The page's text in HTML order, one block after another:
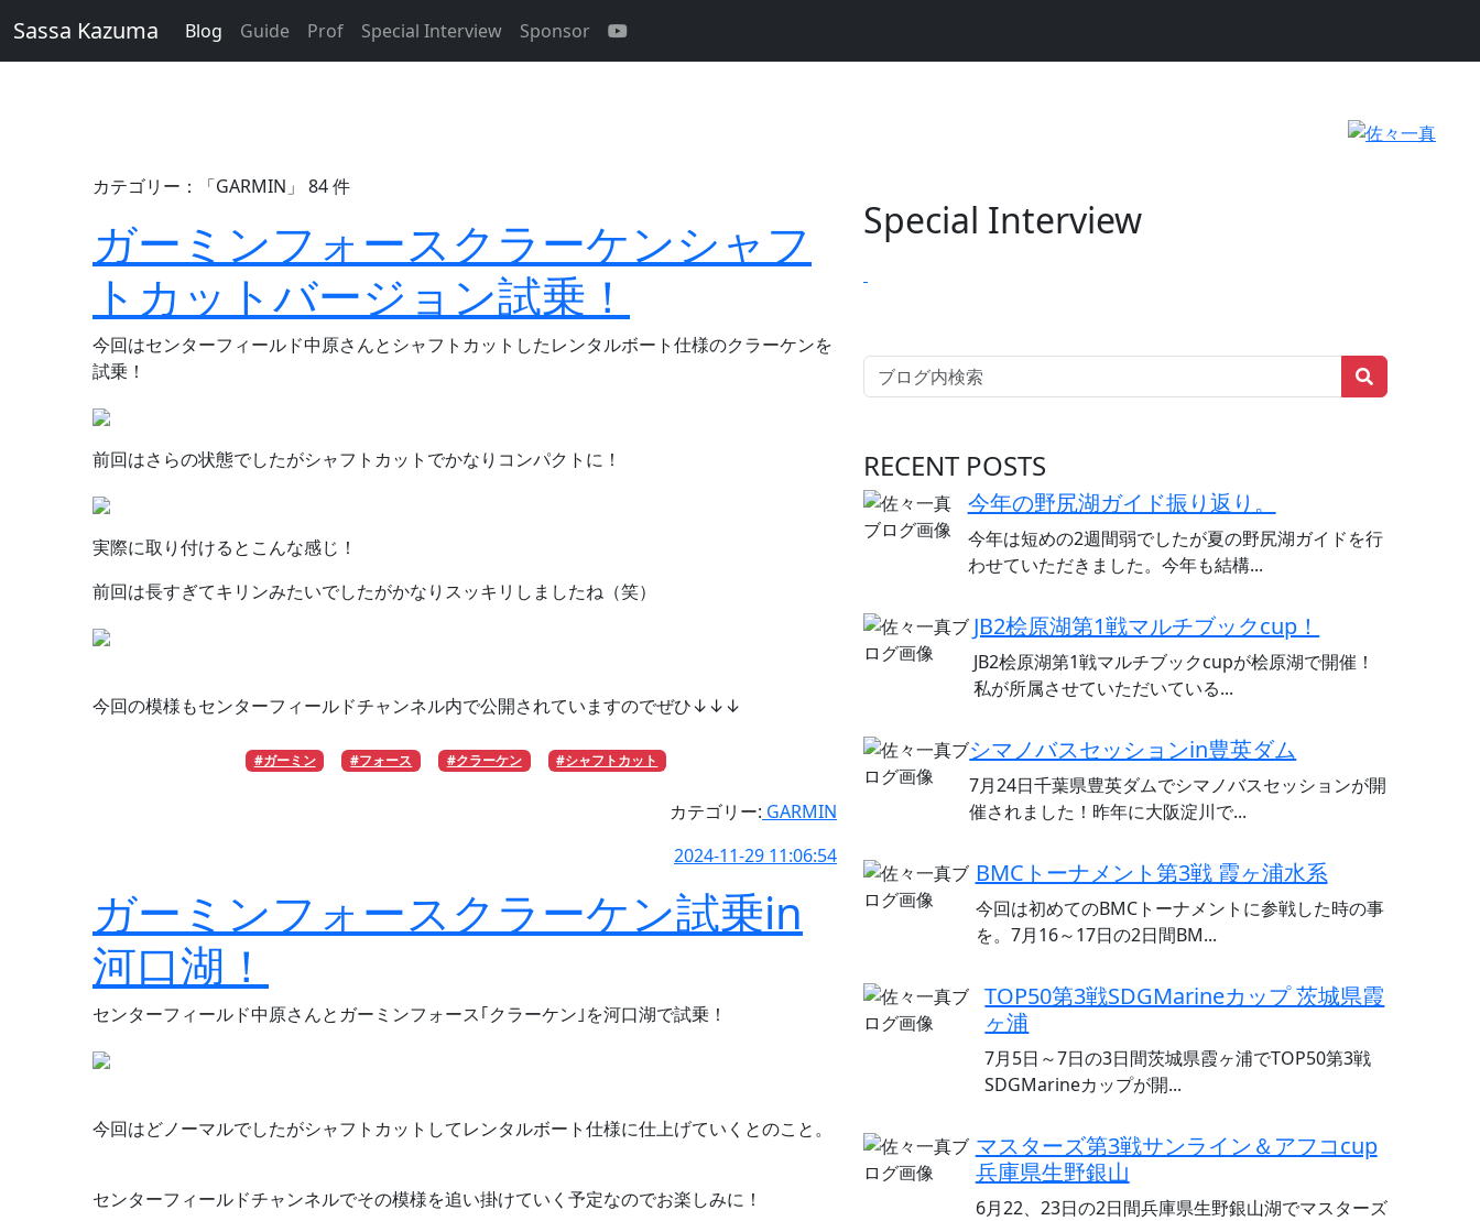
Sassa Kazuma Blog Guide Prof Special Interview Sponsor
カテゴリー：「GARMIN」 84 件
ガーミンフォースクラーケンシャフ
トカットバージョン試乗！
今回はセンターフィールド中原さんとシャフトカットしたレンタルボート仕様のクラーケンを
試乗！
前回はさらの状態でしたがシャフトカットでかなりコンパクトに！
実際に取り付けるとこんな感じ！
前回は長すぎてキリンみたいでしたがかなりスッキリしましたね（笑）
今回の模様もセンターフィールドチャンネル内で公開されていますのでぜひ↓↓↓
#ガーミン #フォース #クラーケン #シャフトカット
カテゴリー: GARMIN
2024-11-29 11:06:54
ガーミンフォースクラーケン試乗in
河口湖！
センターフィールド中原さんとガーミンフォース｢クラーケン｣を河口湖で試乗！
今回はどノーマルでしたがシャフトカットしてレンタルボート仕様に仕上げていくとのこと。
センターフィールドチャンネルでその模様を追い掛けていく予定なのでお楽しみに！
Special Interview
RECENT POSTS
今年の野尻湖ガイド振り返り。
今年は短めの2週間弱でしたが夏の野尻湖ガイドを行
わせていただきました。今年も結構...
JB2桧原湖第1戦マルチブックcup！
JB2桧原湖第1戦マルチブックcupが桧原湖で開催！
私が所属させていただいている...
シマノバスセッションin豊英ダム
7月24日千葉県豊英ダムでシマノバスセッションが開
催されました！昨年に大阪淀川で...
BMCトーナメント第3戦 霞ヶ浦水系
今回は初めてのBMCトーナメントに参戦した時の事
を。7月16～17日の2日間BM...
TOP50第3戦SDGMarineカップ 茨城県霞
ヶ浦
7月5日～7日の3日間茨城県霞ヶ浦でTOP50第3戦
SDGMarineカップが開...
マスターズ第3戦サンライン＆アフコcup
兵庫県生野銀山
6月22、23日の2日間兵庫県生野銀山湖でマスターズ